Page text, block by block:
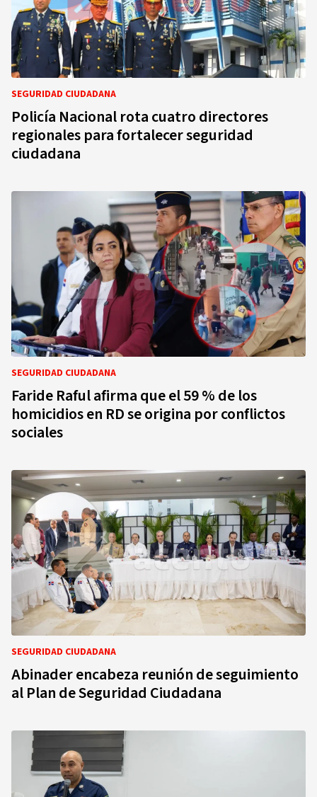
SEGURIDAD CIUDADANA
Policía Nacional rota cuatro directores
regionales para fortalecer seguridad
ciudadana
SEGURIDAD CIUDADANA
Faride Raful afirma que el 59 % de los
homicidios en RD se origina por conflictos
sociales
SEGURIDAD CIUDADANA
Abinader encabeza reunión de seguimiento
al Plan de Seguridad Ciudadana